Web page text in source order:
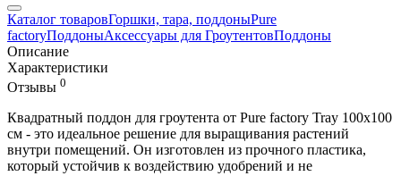
Каталог товаровГоршки, тара, поддоныPure
factoryПоддоныАксессуары для ГроутентовПоддоны
Описание
Характеристики
Отзывы 0
Квадратный поддон для гроутента от Pure factory Tray 100x100
см - это идеальное решение для выращивания растений
внутри помещений. Он изготовлен из прочного пластика,
который устойчив к воздействию удобрений и не